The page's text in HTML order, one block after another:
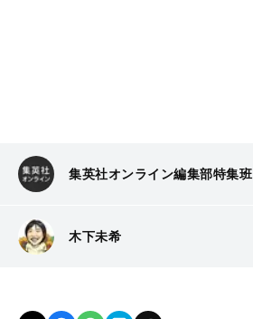
集英社オンライン編集部特集班
木下未希